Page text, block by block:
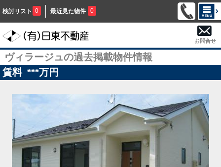
検討リスト 0 最近見た物件 0
お問合せ
ヴィラージュの過去掲載物件情報
賃料 ***万円